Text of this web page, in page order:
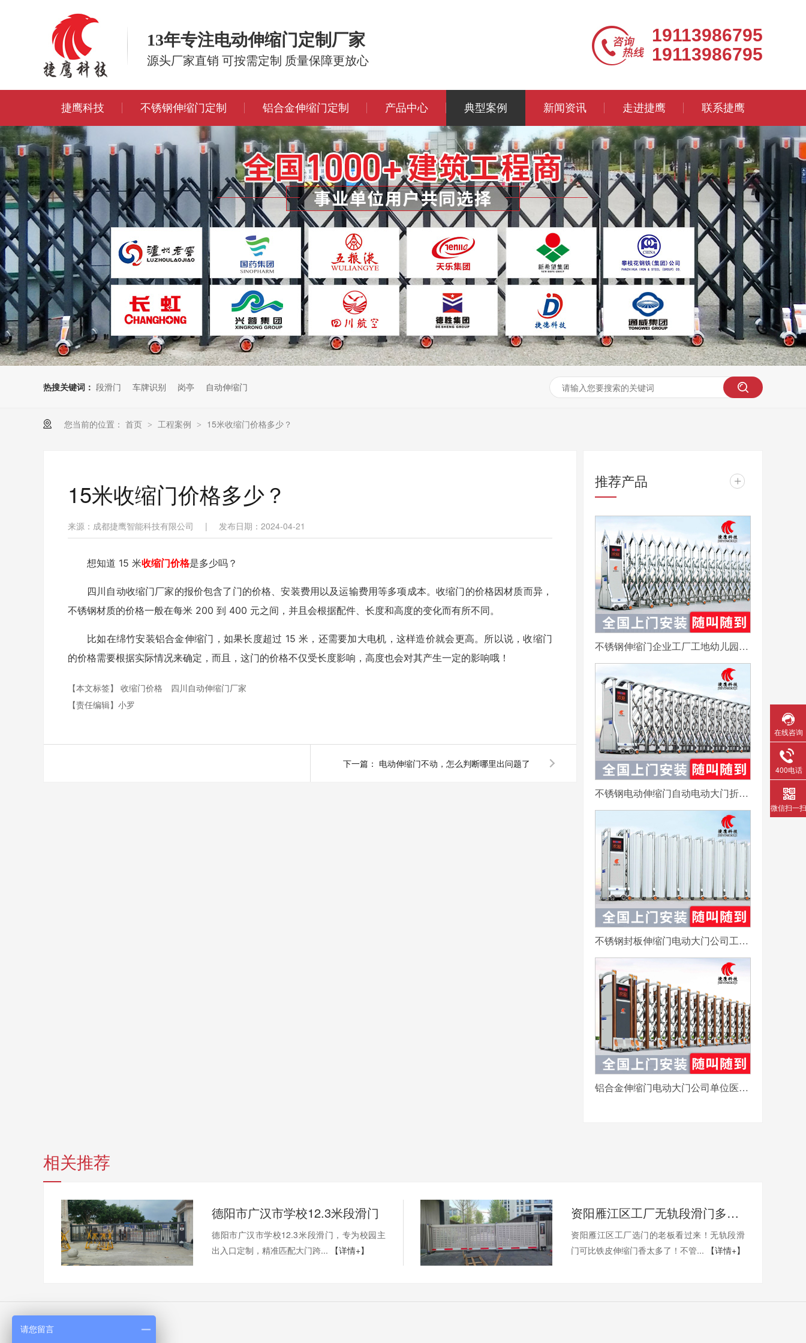
13年专注电动伸缩门定制厂家
源头厂家直销 可按需定制 质量保障更放心
19113986795
19113986795
捷鹰科技 不锈钢伸缩门定制 铝合金伸缩门定制 产品中心 典型案例 新闻资讯 走进捷鹰 联系捷鹰
热搜关键词： 段滑门 车牌识别 岗亭 自动伸缩门
您当前的位置： 首页 > 工程案例 > 15米收缩门价格多少？
15米收缩门价格多少？
来源：成都捷鹰智能科技有限公司 | 发布日期：2024-04-21
想知道 15 米收缩门价格是多少吗？
四川自动收缩门厂家的报价包含了门的价格、安装费用以及运输费用等多项成本。收缩门的价格因材质而异，
不锈钢材质的价格一般在每米 200 到 400 元之间，并且会根据配件、长度和高度的变化而有所不同。
比如在绵竹安装铝合金伸缩门，如果长度超过 15 米，还需要加大电机，这样造价就会更高。所以说，收缩门
的价格需要根据实际情况来确定，而且，这门的价格不仅受长度影响，高度也会对其产生一定的影响哦！
【本文标签】 收缩门价格
四川自动伸缩门厂家
【责任编辑】 小罗
下一篇： 电动伸缩门不动，怎么判断哪里出问题了
推荐产品 +
不锈钢伸缩门企业工厂工地幼儿园电动大门平移自动无轨医院收缩门
不锈钢电动伸缩门自动电动大门折叠平移分段铝合金工地工厂封板门
不锈钢封板伸缩门电动大门公司工厂工地分段折叠平移自动收缩门
铝合金伸缩门电动大门公司单位医院工厂分段平移折叠自动收缩门
相关推荐
德阳市广汉市学校12.3米段滑门
德阳市广汉市学校12.3米段滑门，专为校园主
出入口定制，精准匹配大门跨...
【详情+】
资阳雁江区工厂无轨段滑门多少钱一套？
资阳雁江区工厂选门的老板看过来！无轨段滑
门可比铁皮伸缩门香太多了！不管...
【详情+】
在线咨询
400电话
微信扫一扫
请您留言